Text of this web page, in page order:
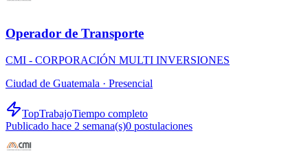
Operador de Transporte
CMI - CORPORACIÓN MULTI INVERSIONES
Ciudad de Guatemala · Presencial
TopTrabajoTiempo completo
Publicado hace 2 semana(s)0 postulaciones